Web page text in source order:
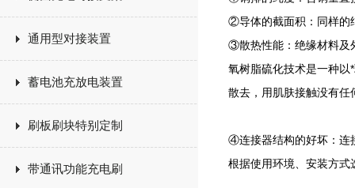
通用型对接装置
蓄电池充放电装置
刷板刷块特别定制
带通讯功能充电刷
②导体的截面积：同样的
③散热性能：绝缘材料及
氧树脂硫化技术是一种
散去，用肌肤接触没有
④连接器结构的好坏：连
根据使用环境、安装方式